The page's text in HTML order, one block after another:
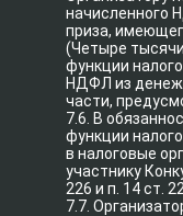
начисленного
приза,
(Четыре
функции
НДФЛ из
части,
7.6. В
функции
в налоговые
участнику
226 и п. 14 ст.
7.7.